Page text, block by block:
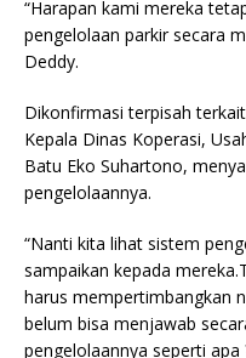
“Harapan kami mereka
pengelolaan parkir secara
Deddy.
Dikonfirmasi terpisah
Kepala Dinas Koperasi,
Batu Eko Suhartono,
pengelolaannya.
“Nanti kita lihat sistem
sampaikan kepada
harus mempertimbangkan
belum bisa menjawab
pengelolaannya seperti